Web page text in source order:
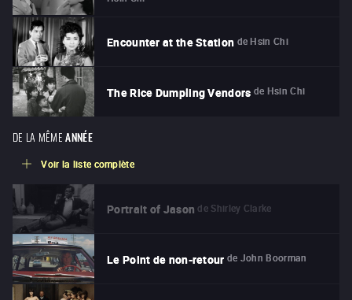
Encounter at the Station de Hsin Chi
The Rice Dumpling Vendors de Hsin Chi
DE LA MÊME ANNÉE
Voir la liste complète
Portrait of Jason de Shirley Clarke
Le Point de non-retour de John Boorman